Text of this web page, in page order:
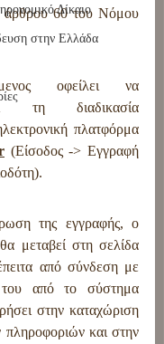
Δίκαιο
στην Ελλάδα
άρθρου 60 του Νόμου
οφείλει να
τη διαδικασία
πλατφόρμα
(Είσοδος -> Εγγραφή
της εγγραφής, ο
μεταβεί στη σελίδα
από σύνδεση με
του από το σύστημα
στην καταχώριση
πληροφοριών και στην